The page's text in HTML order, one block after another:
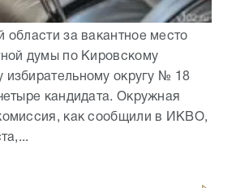
области за вакантное место
думы по Кировскому
избирательному округу № 18
кандидата. Окружная
как сообщили в ИКВО,